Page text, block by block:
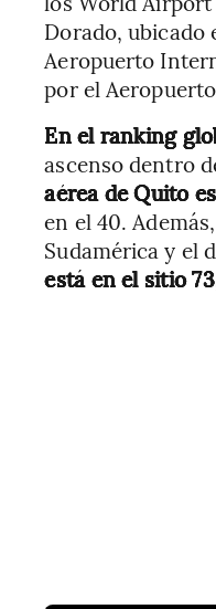
Dorado, ubicado
Aeropuerto
por el
En el ranking
ascenso dentro
aérea de Quito
en el 40.
Sudamérica y el
está en el sitio